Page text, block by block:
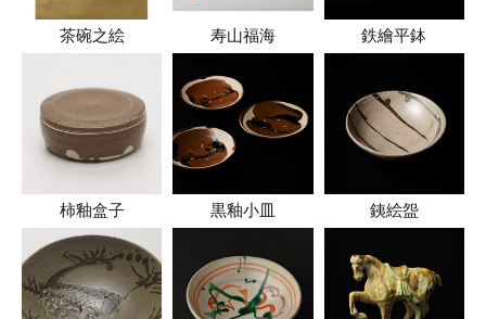
茶碗之絵 寿山福海 鉄繪平鉢
柿釉盒子 黒釉小皿 銕絵盌